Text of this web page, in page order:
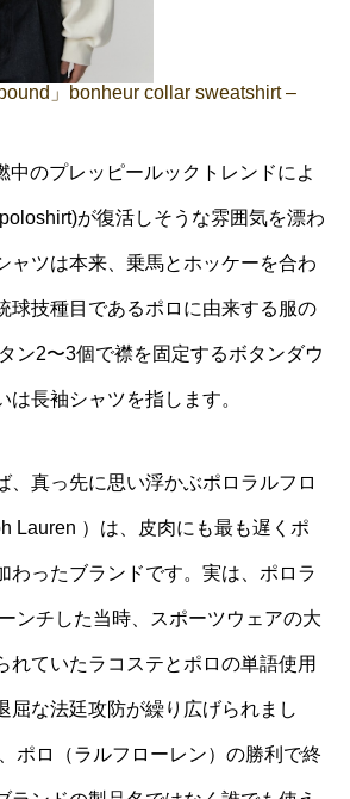
」bonheur collar sweatshirt –
中のプレッピールックトレンドによ
が復活しそうな雰囲気を漂わ
ャツは本来、乗馬とホッケーを合わ
球技種目であるポロに由来する服の
ン2〜3個で襟を固定するボタンダウ
は長袖シャツを指します。
、真っ先に思い浮かぶポロラルフロ
Lauren ）は、皮肉にも最も遅くポ
わったブランドです。実は、ポロラ
ンチした当時、スポーツウェアの大
れていたラコステとポロの単語使用
屈な法廷攻防が繰り広げられまし
ポロ（ラルフローレン）の勝利で終